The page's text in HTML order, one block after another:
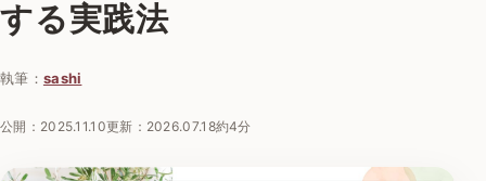
する実践法
執筆： sashi
公開： 2025.11.10更新： 2026.07.18約4分